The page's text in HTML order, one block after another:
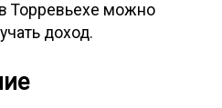
Торревьехе можно
доход.